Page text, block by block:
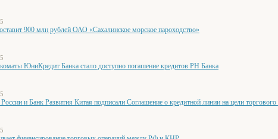
900 млн рублей ОАО «Сахалинское морское пароходство»
ЮниКредит Банка стало доступно погашение кредитов РН Банка
и Банк Развития Китая подписали Соглашение о кредитной линии на цели